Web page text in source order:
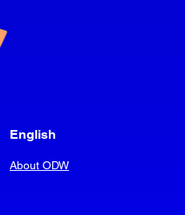
English
About ODW